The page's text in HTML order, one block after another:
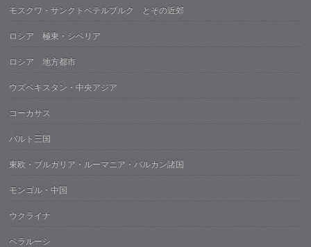
モスクワ・サンクトペテルブルク とその近郊
ロシア 極東・シベリア
ロシア 地方都市
ウズベキスタン・中央アジア
コーカサス
バルト三国
東欧・ブルガリア・ルーマニア・バルカン諸国
モンゴル・中国
ウクライナ
ベラルーシ